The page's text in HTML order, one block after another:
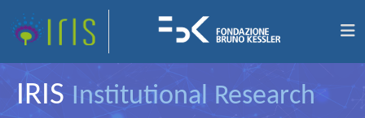
IRIS Institutional Research